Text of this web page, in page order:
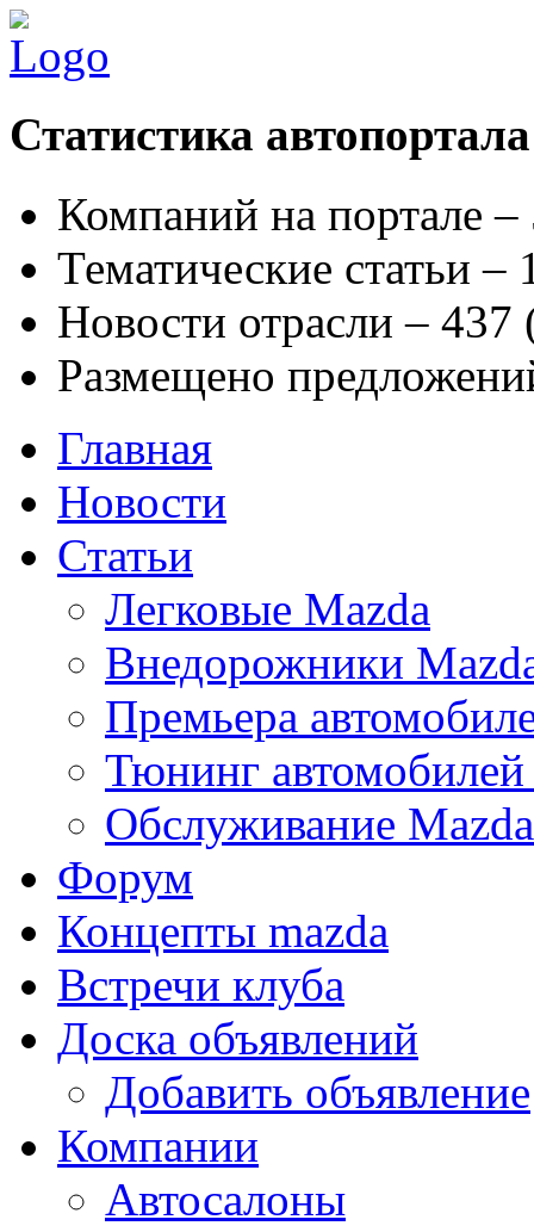
Статистика автопортала
Компаний на портале
Тематические статьи –
Новости отрасли – 437
Размещено
Главная
Новости
Статьи
Легковые Mazda
Внедорожники
Премьера
Тюнинг
Обслуживание Mazda
Форум
Концепты mazda
Встречи клуба
Доска объявлений
Добавить объявление
Компании
Автосалоны